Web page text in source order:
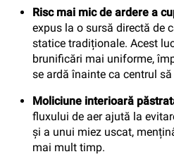
Risc mai mic de ardere a
expus la o sursă directă de
statice tradiționale. Acest
brunificări mai uniforme,
se ardă înainte ca centrul
Moliciune interioară
fluxului de aer ajută la
și a unui miez uscat,
mai mult timp.